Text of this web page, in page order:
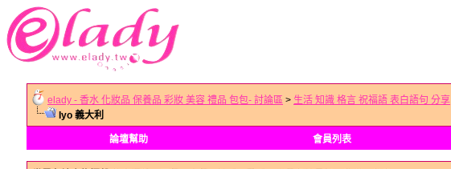
elady - 香水 化妝品 保養品 彩妝 美容 禮品 包包- 討論區 > 生活 知識 格言 祝福語 表白語句 分享
Iyo 義大利
論壇幫助 會員列表